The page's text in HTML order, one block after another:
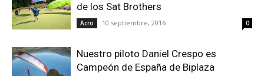
de los Sat Brothers
Acro 10 septiembre, 2016 0
Nuestro piloto Daniel Crespo es
Campeón de España de Biplaza